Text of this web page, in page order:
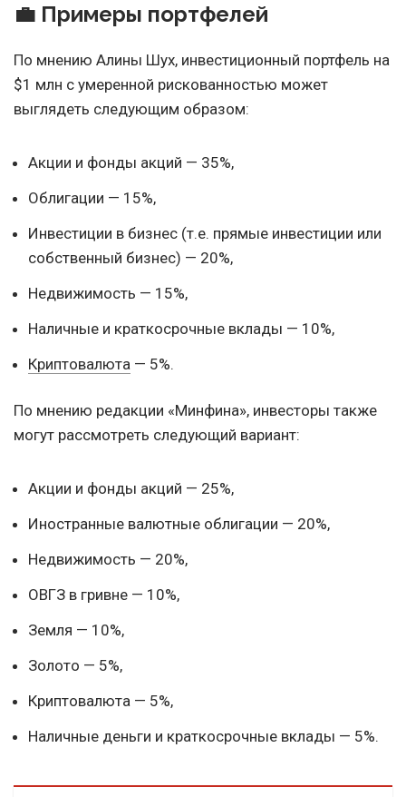
💼 Примеры портфелей
По мнению Алины Шух, инвестиционный портфель на
$1 млн с умеренной рискованностью может
выглядеть следующим образом:
Акции и фонды акций — 35%,
Облигации — 15%,
Инвестиции в бизнес (т.е. прямые инвестиции или
собственный бизнес) — 20%,
Недвижимость — 15%,
Наличные и краткосрочные вклады — 10%,
Криптовалюта — 5%.
По мнению редакции «Минфина», инвесторы также
могут рассмотреть следующий вариант:
Акции и фонды акций — 25%,
Иностранные валютные облигации — 20%,
Недвижимость — 20%,
ОВГЗ в гривне — 10%,
Земля — ​​10%,
Золото — 5%,
Криптовалюта — 5%,
Наличные деньги и краткосрочные вклады — 5%.